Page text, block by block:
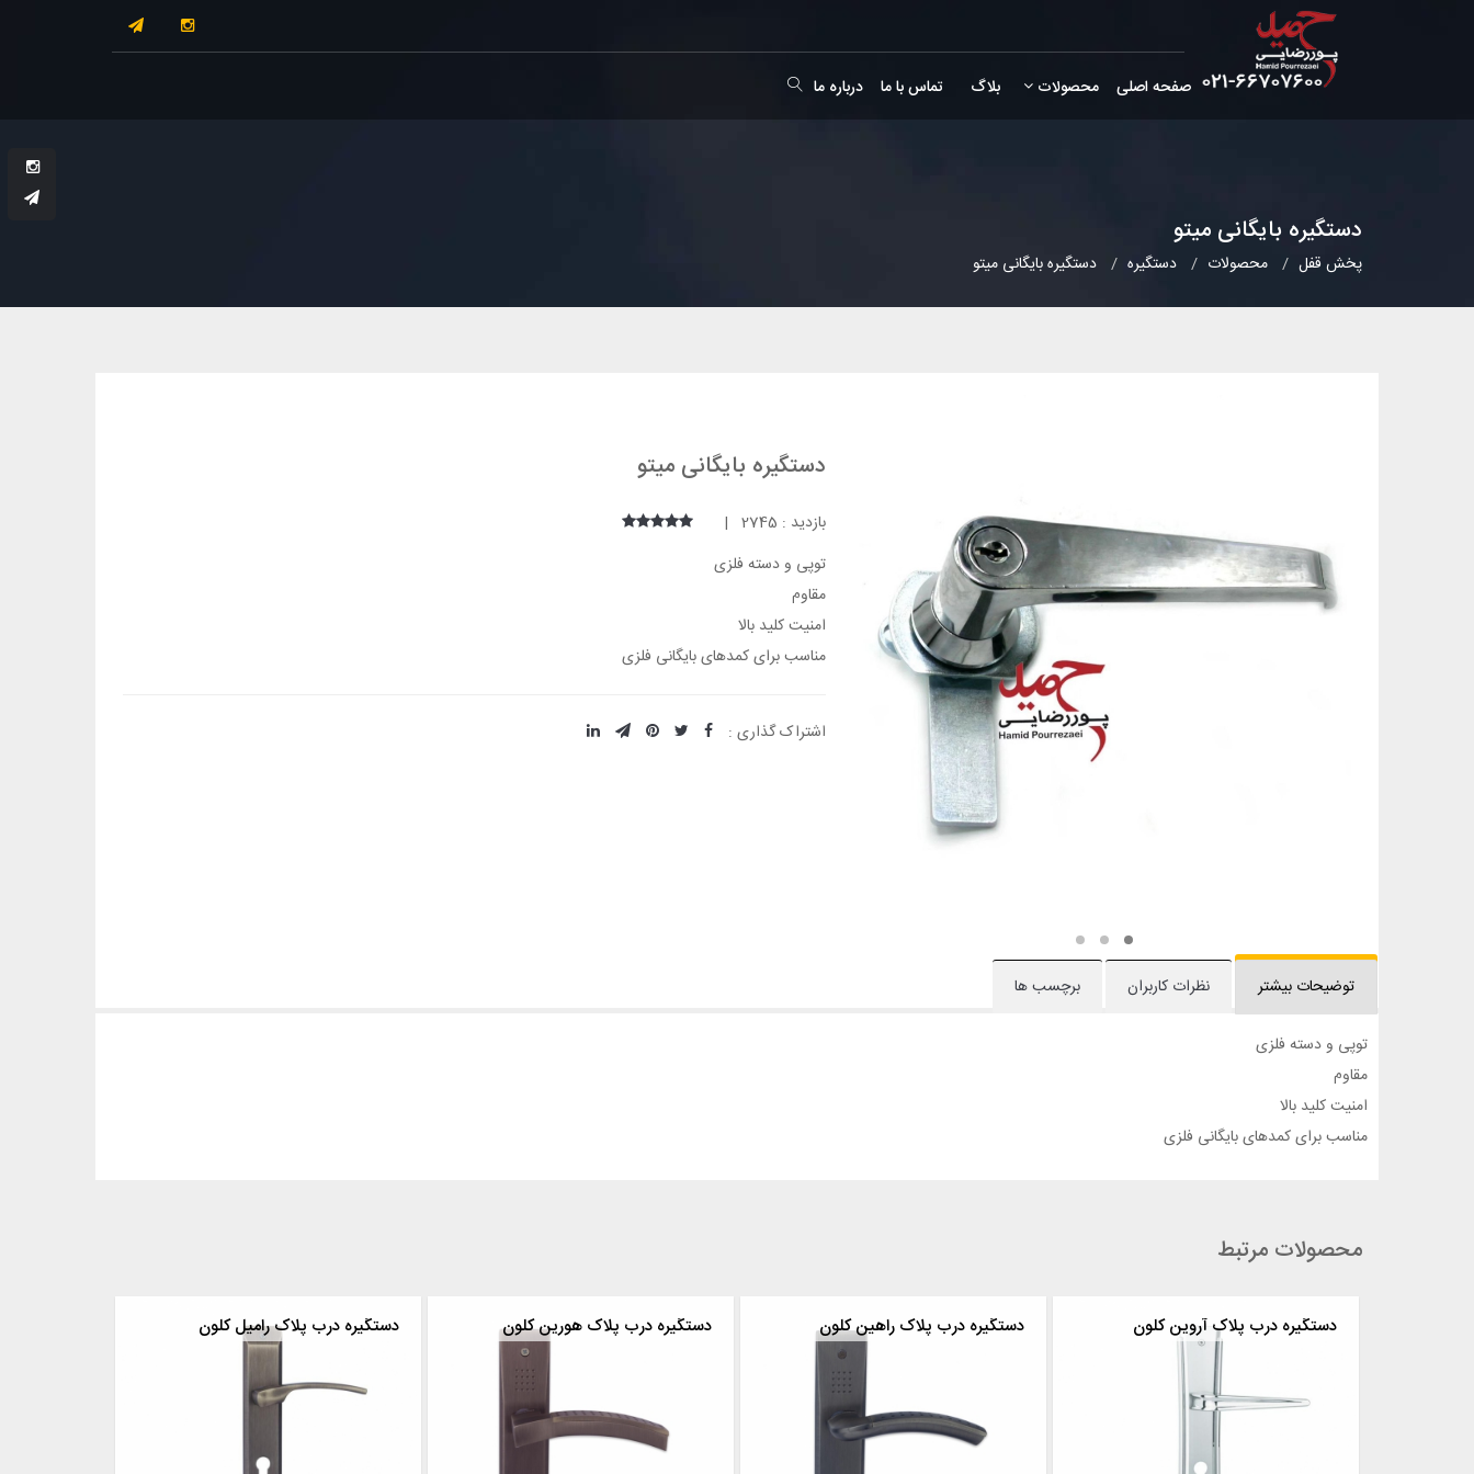
صفحه اصلی محصولات بلاگ تماس با ما درباره ما
دستگیره بایگانی میتو
پخش قفل محصولات دستگیره دستگیره بایگانی میتو
دستگیره بایگانی میتو
بازدید : 2745 |
توپی و دسته فلزی
مقاوم
امنیت کلید بالا
مناسب برای کمدهای بایگانی فلزی
اشتراک گذاری :
توضیحات بیشتر نظرات کاربران برچسب ها
توپی و دسته فلزی
مقاوم
امنیت کلید بالا
مناسب برای کمدهای بایگانی فلزی
محصولات مرتبط
دستگیره درب پلاک رامیل کلون دستگیره درب پلاک هورین کلون دستگیره درب پلاک راهین کلون دستگیره درب پلاک آروین کلون